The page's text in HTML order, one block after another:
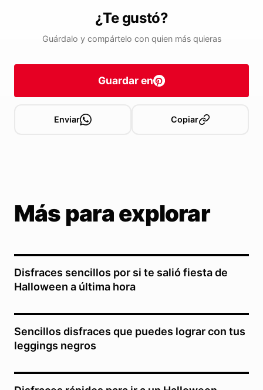
¿Te gustó?
Guárdalo y compártelo con quien más quieras
Guardar en
Enviar Copiar
Más para explorar
Disfraces sencillos por si te salió fiesta de
Halloween a última hora
Sencillos disfraces que puedes lograr con tus
leggings negros